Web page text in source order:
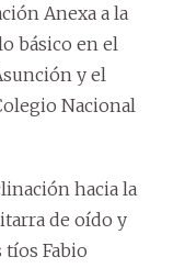
Anexa a la
básico en el
y el
Nacional
hacia la
de oído y
Fabio